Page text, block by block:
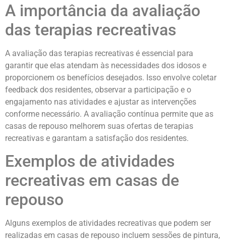
A importância da avaliação
das terapias recreativas
A avaliação das terapias recreativas é essencial para
garantir que elas atendam às necessidades dos idosos e
proporcionem os benefícios desejados. Isso envolve coletar
feedback dos residentes, observar a participação e o
engajamento nas atividades e ajustar as intervenções
conforme necessário. A avaliação contínua permite que as
casas de repouso melhorem suas ofertas de terapias
recreativas e garantam a satisfação dos residentes.
Exemplos de atividades
recreativas em casas de
repouso
Alguns exemplos de atividades recreativas que podem ser
realizadas em casas de repouso incluem sessões de pintura,